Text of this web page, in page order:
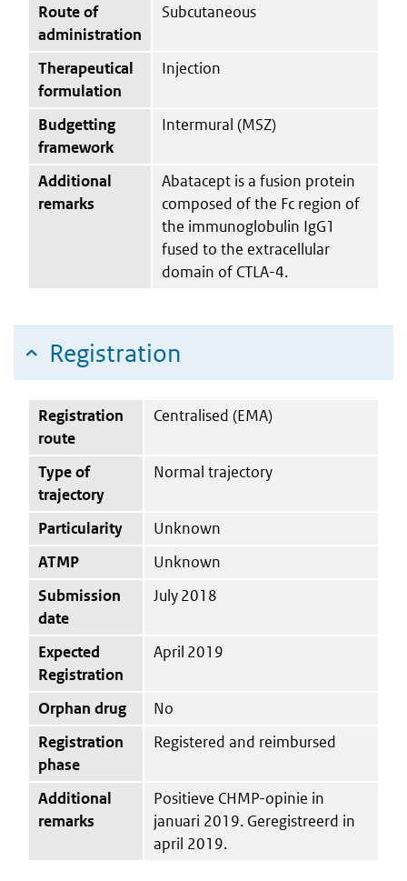
Route of
administration
Subcutaneous
Therapeutical
formulation
Injection
Budgetting
framework
Intermural (MSZ)
Additional
remarks
Abatacept is a fusion protein
composed of the Fc region of
the immunoglobulin IgG1
fused to the extracellular
domain of CTLA-4.
Registration
Registration
route
Centralised (EMA)
Type of
trajectory
Normal trajectory
Particularity
Unknown
ATMP
Unknown
Submission
date
July 2018
Expected
Registration
April 2019
Orphan drug
No
Registration
phase
Registered and reimbursed
Additional
remarks
Positieve CHMP-opinie in
januari 2019. Geregistreerd in
april 2019.